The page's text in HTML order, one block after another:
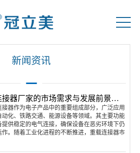
新闻资讯
重载连接器厂家的市场需求与发展前景分析
器作为电子产品中的重要组成部分，广泛应用
动化、铁路交通、能源设备等领域。其主要功能
提供稳定的电气连接，确保设备在恶劣环境下仍
作。随着工业化进程的不断推进，重载连接器市